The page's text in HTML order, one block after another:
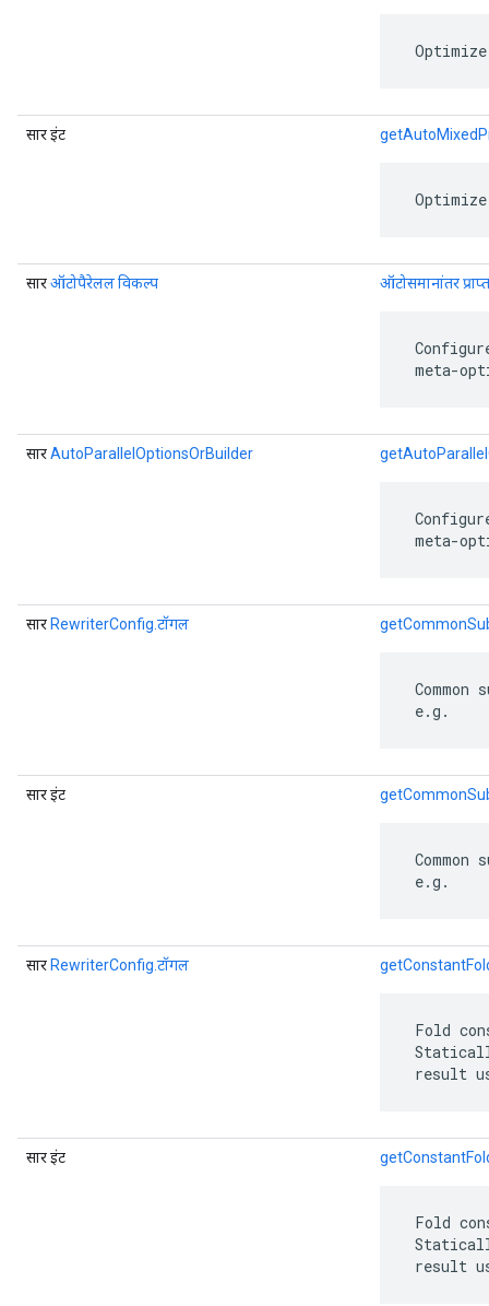
सार इंट
सारऑटोपैरेलल विकल्प ऑटोसमानांतर
meta-
सारAutoParallelOptionsOrBuilder
meta-
सार RewriterConfig.टॉगल
e.g.
सार इंट
e.g.
सार RewriterConfig.टॉगल
Fold
result
सार इंट
Fold
result